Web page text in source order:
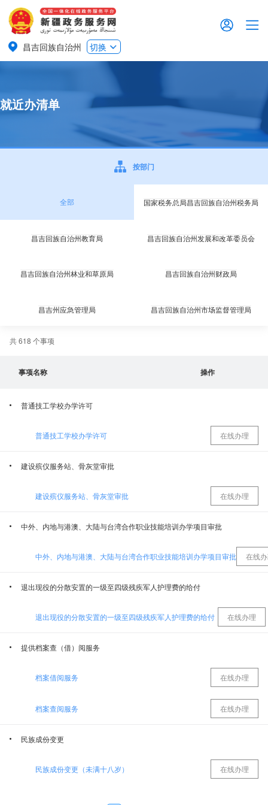
昌吉回族自治州 切换
就近办清单
按部门
全部 国家税务总局昌吉回族自治州税务局
昌吉回族自治州教育局 昌吉回族自治州发展和改革委员会
昌吉回族自治州林业和草原局 昌吉回族自治州财政局
昌吉州应急管理局 昌吉回族自治州市场监督管理局
昌吉州自然资源局
昌吉回族自治州国家安全局
昌吉回族自治州卫生健康委员会 昌吉州文化体育广播电视和旅游局
昌吉回族自治州水利局 昌吉州住房和城乡建设局
昌吉回族自治州消防救援支队
昌吉回族自治州医疗保障局
昌吉州住房公积金管理中心
昌吉回族自治州公安局 昌吉州交通运输局
共 618 个事项
事项名称 操作
普通技工学校办学许可
普通技工学校办学许可 在线办理
建设殡仪服务站、骨灰堂审批
建设殡仪服务站、骨灰堂审批 在线办理
中外、内地与港澳、大陆与台湾合作职业技能培训办学项目审批
中外、内地与港澳、大陆与台湾合作职业技能培训办学项目审批 在线
退出现役的分散安置的一级至四级残疾军人护理费的给付
退出现役的分散安置的一级至四级残疾军人护理费的给付 在线办理
提供档案查（借）阅服务
档案借阅服务 在线办理
档案查阅服务 在线办理
民族成份变更
民族成份变更（未满十八岁） 在线办理